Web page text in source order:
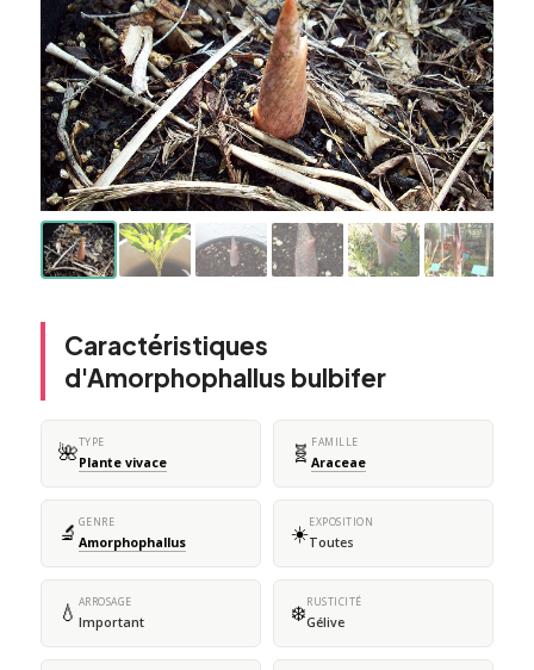
Caractéristiques
d'Amorphophallus bulbifer
🌺TYPE
Plante vivace 🧬 FAMILLE
Araceae
🔬 GENRE
Amorphophallus ☀️EXPOSITION
Toutes
💧 ARROSAGE
Important ❄️RUSTICITÉ
Gélive